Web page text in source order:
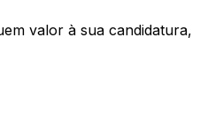
valor à sua candidatura,